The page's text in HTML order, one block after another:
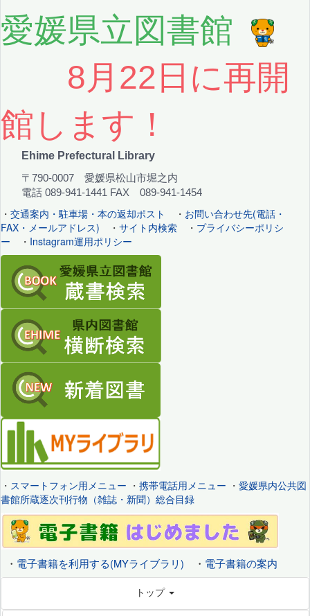
愛媛県立図書館
8月22日に再開
館します！
Ehime Prefectural Library
〒790-0007 愛媛県松山市堀之内
電話 089-941-1441 FAX 089-941-1454
・ 交通案内・駐車場・本の返却ポスト ・ お問い合わせ先(電話・
FAX・メールアドレス) ・ サイト内検索 ・ プライバシーポリシ
ー ・ Instagram運用ポリシー
・ スマートフォン用メニュー ・ 携帯電話用メニュー ・ 愛媛県内公共図
書館所蔵逐次刊行物（雑誌・新聞）総合目録
・ 電子書籍を利用する(MYライブラリ) ・ 電子書籍の案内
トップ